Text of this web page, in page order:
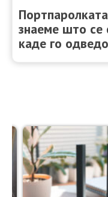
знаеме што се
каде го